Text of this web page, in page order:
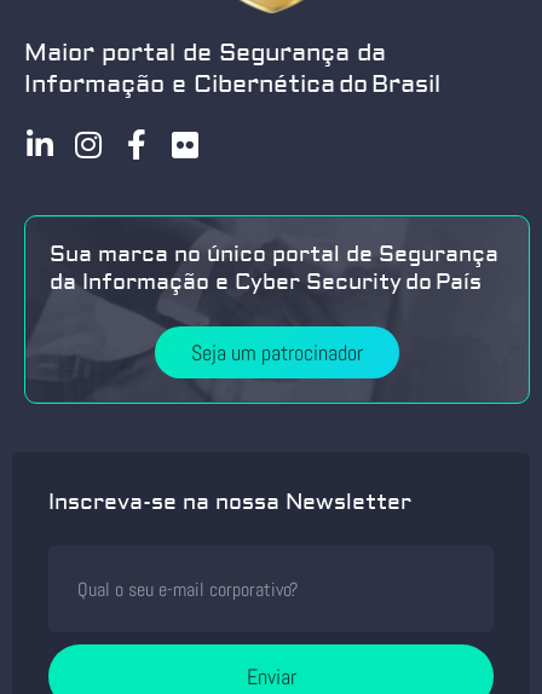
Maior portal de Segurança da
Informação e Cibernética do Brasil
Sua marca no único portal de Segurança
da Informação e Cyber Security do País
Seja um patrocinador
Inscreva-se na nossa Newsletter
Enviar